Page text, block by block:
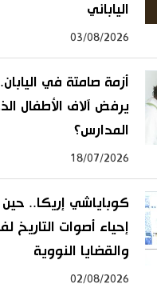
الياباني
03/08/2026
أزمة صامتة في
يرفض آلاف الأطفال
المدارس؟
18/07/2026
كوباياشي إريكا.. حين
إحياء أصوات التاريخ
والقضايا النووية
02/08/2026